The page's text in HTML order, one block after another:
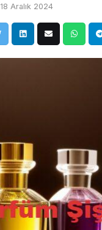
18 Aralık 2024